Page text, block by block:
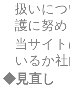
扱いに
護に努
当サイ
いるか
◆見直し